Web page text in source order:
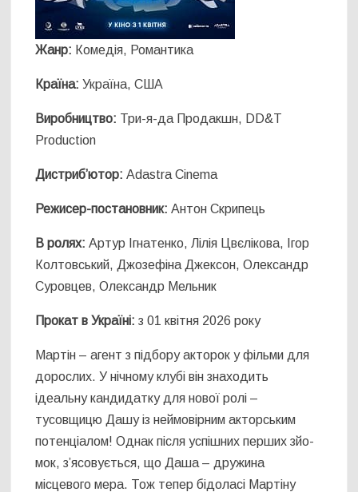
Жанр: Комедія, Романтика
Країна:Україна, США
Виробництво: Три-я-да Продакшн, DD&T
Production
Дистриб’ютор: Adastra Cinema
Режисер-постановник: Антон Скрипець
В ролях:Артур Ігнатенко, Лілія Цвєлікова, Ігор
Колтовський, Джозефіна Джексон, Олександр
Суровцев, Олександр Мельник
Прокат в Україні: з 01 квітня 2026 року
Мартін – агент з підбору акторок у фільми для
дорослих. У нічному клубі він знаходить
ідеальну кандидатку для нової ролі –
тусовщицю Дашу із неймовірним акторським
потенціалом! Однак після успішних перших зйо-
мок, з’ясовується, що Даша – дружина
місцевого мера. Тож тепер бідоласі Мартіну